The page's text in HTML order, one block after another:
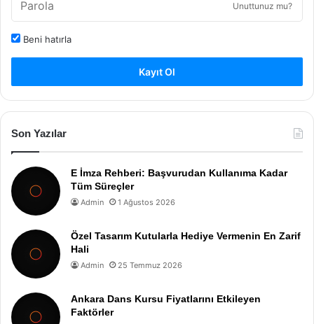
Unuttunuz mu?
Beni hatırla
Kayıt Ol
Son Yazılar
E İmza Rehberi: Başvurudan Kullanıma Kadar
Tüm Süreçler
Admin 1 Ağustos 2026
Özel Tasarım Kutularla Hediye Vermenin En Zarif
Hali
Admin 25 Temmuz 2026
Ankara Dans Kursu Fiyatlarını Etkileyen
Faktörler